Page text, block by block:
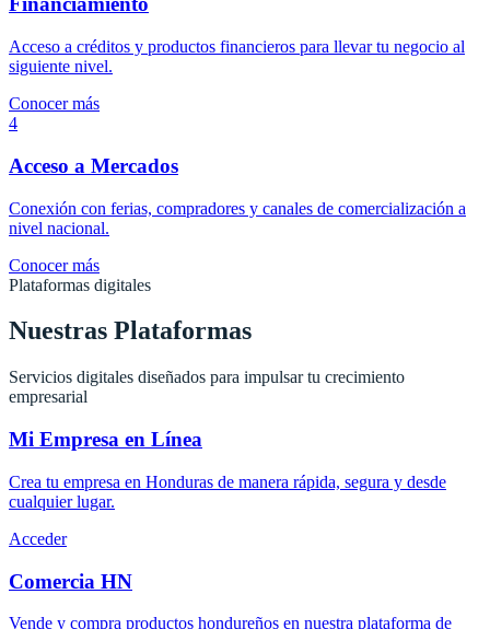
Acceso a créditos y productos financieros para llevar tu negocio al
siguiente nivel.
Conocer más
4
Acceso a Mercados
Conexión con ferias, compradores y canales de comercialización a
nivel nacional.
Conocer más
Plataformas digitales
Nuestras Plataformas
Servicios digitales diseñados para impulsar tu crecimiento
empresarial
Mi Empresa en Línea
Crea tu empresa en Honduras de manera rápida, segura y desde
cualquier lugar.
Acceder
Comercia HN
Vende y compra productos hondureños en nuestra plataforma de